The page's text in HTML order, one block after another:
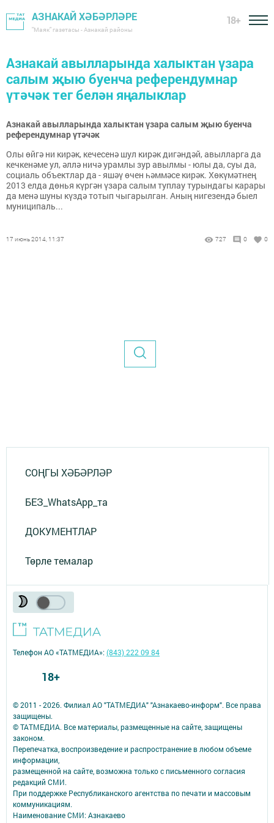
АЗНАКАЙ ХӘБӘРЛӘРЕ
"Маяк" газетасы - Азнакай районы
18+
Азнакай авылларында халыктан үзара
салым җыю буенча референдумнар
үтәчәк тег белән яңалыклар
Азнакай авылларында халыктан үзара салым җыю буенча
референдумнар үтәчәк
Олы өйгә ни кирәк, кечесенә шул кирәк дигәндәй, авылларга да
кечкенәме ул, әллә ничә урамлы зур авылмы - юлы да, суы да,
социаль объектлар да - яшәү өчен һәммәсе кирәк. Хөкүмәтнең
2013 елда дөнья күргән үзара салым туплау турындагы карары
да менә шуны күздә тотып чыгарылган. Аның нигезендә быел
муниципаль...
17 июнь 2014, 11:37 727 0 0
СОҢГЫ ХӘБӘРЛӘР
БЕЗ_WhatsApp_та
ДОКУМЕНТЛАР
Төрле темалар
© 2011 - 2026. Филиал АО "ТАТМЕДИА" "Азнакаево-информ". Все права
защищены.
© ТАТМЕДИА. Все материалы, размещенные на сайте, защищены
законом.
Перепечатка, воспроизведение и распространение в любом объеме
информации,
размещенной на сайте, возможна только с письменного согласия
редакций СМИ.
При поддержке Республиканского агентства по печати и массовым
коммуникациям.
Наименование СМИ: Азнакаево
Телефон АО «ТАТМЕДИА»:(843) 222 09 84
18+